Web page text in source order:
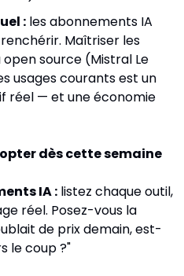
: les abonnements IA
Maîtriser les
source (Mistral Le
usages courants est un
réel — et une économie
dès cette semaine
IA : listez chaque outil,
réel. Posez-vous la
de prix demain, est-
le coup ?"